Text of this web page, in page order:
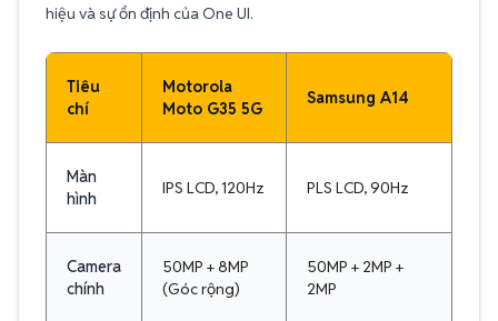
hiệu và sự ổn định của One UI.
Tiêu
chí
Motorola
Moto G35 5G
Samsung A14
Màn
hình
IPS LCD, 120Hz PLS LCD, 90Hz
Camera
chính
50MP + 8MP
(Góc rộng)
50MP + 2MP +
2MP